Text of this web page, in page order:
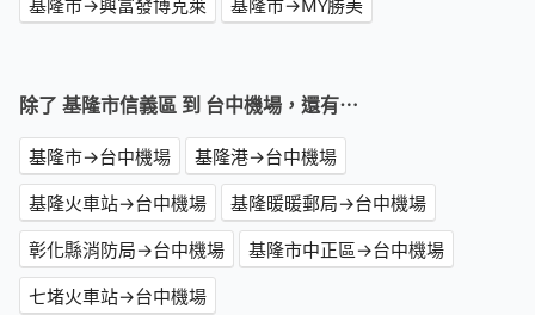
基隆市→興富發博克萊
基隆市→MY勝美
除了 基隆市信義區 到 台中機場，還有⋯
基隆市→台中機場
基隆港→台中機場
基隆火車站→台中機場
基隆暖暖郵局→台中機場
彰化縣消防局→台中機場
基隆市中正區→台中機場
七堵火車站→台中機場